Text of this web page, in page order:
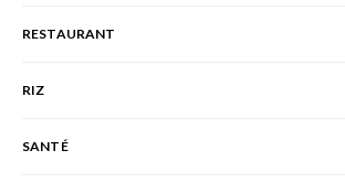
RESTAURANT
RIZ
SANTÉ